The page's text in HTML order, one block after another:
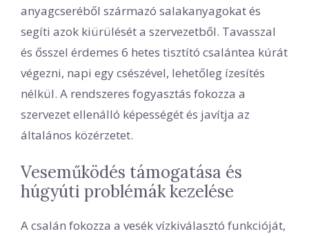
anyagcseréből származó salakanyagokat és
segíti azok kiürülését a szervezetből. Tavasszal
és ősszel érdemes 6 hetes tisztító csalántea kúrát
végezni, napi egy csészével, lehetőleg ízesítés
nélkül. A rendszeres fogyasztás fokozza a
szervezet ellenálló képességét és javítja az
általános közérzetet.
Veseműködés támogatása és
húgyúti problémák kezelése
A csalán fokozza a vesék vízkiválasztó funkcióját,